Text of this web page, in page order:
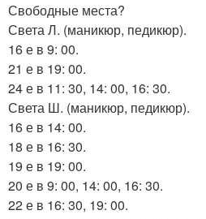
Свободные места?
Света Л. (маникюр, педикюр).
16 е в 9: 00.
21 е в 19: 00.
24 е в 11: 30, 14: 00, 16: 30.
Света Ш. (маникюр, педикюр).
16 е в 14: 00.
18 е в 16: 30.
19 е в 19: 00.
20 е в 9: 00, 14: 00, 16: 30.
22 е в 16: 30, 19: 00.